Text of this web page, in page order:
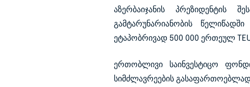
აზერბაიჯანის პრეზიდენტის
გამტარუნარიანობის
ეტაპობრივად 500 000 ერთეულ
ერთობლივი საინვესტიცო
სიმძლავრეების